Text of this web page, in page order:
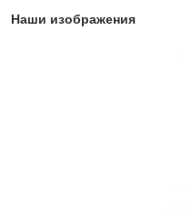
Наши изображения